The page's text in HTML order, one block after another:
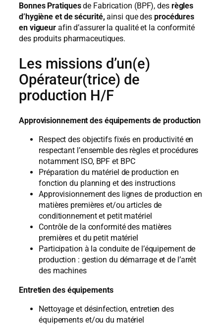
Bonnes Pratiquesde Fabrication (BPF), des règles
d’hygiène et de sécurité, ainsi que des procédures
en vigueur afin d’assurer la qualité et la conformité
des produits pharmaceutiques.
Les missions d’un(e)
Opérateur(trice) de
production H/F
Approvisionnement des équipements de production
Respect des objectifs fixés en productivité en
respectant l’ensemble des règles et procédures
notamment ISO, BPF et BPC
Préparation du matériel de production en
fonction du planning et des instructions
Approvisionnement des lignes de production en
matières premières et/ou articles de
conditionnement et petit matériel
Contrôle de la conformité des matières
premières et du petit matériel
Participation à la conduite de l’équipement de
production : gestion du démarrage et de l’arrêt
des machines
Entretien des équipements
Nettoyage et désinfection, entretien des
équipements et/ou du matériel